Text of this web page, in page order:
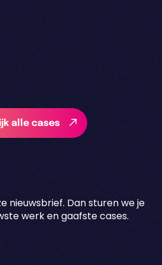
alle cases
nieuwsbrief. Dan sturen we je
werk en gaafste cases.